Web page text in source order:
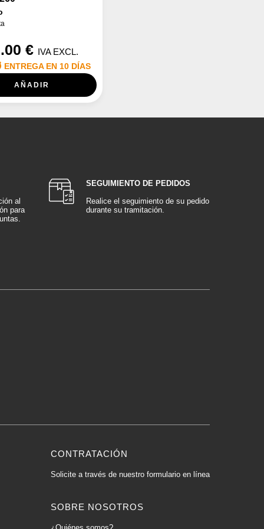
€ IVA EXCL.
ENTREGA EN 10 DÍAS
AÑADIR
al
para
SEGUIMIENTO DE PEDIDOS
Realice el seguimiento de su pedido
durante su tramitación.
CONTRATACIÓN
Solicite a través de nuestro formulario en línea
SOBRE NOSOTROS